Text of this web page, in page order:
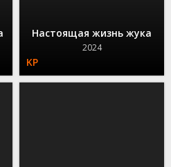
Настоящая жизнь жука
2024